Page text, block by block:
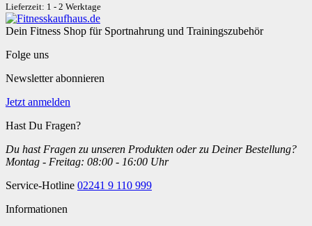
Lieferzeit: 1 - 2 Werktage
Dein Fitness Shop für Sportnahrung und Trainingszubehör
Folge uns
Newsletter abonnieren
Jetzt anmelden
Hast Du Fragen?
Du hast Fragen zu unseren Produkten oder zu Deiner Bestellung?
Montag - Freitag: 08:00 - 16:00 Uhr
Service-Hotline 02241 9 110 999
Informationen